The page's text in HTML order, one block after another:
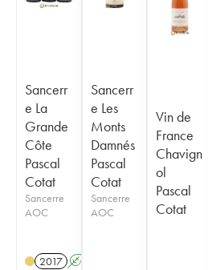
Sancerr
e La
Grande
Côte
Pascal
Cotat
Sancerre
AOC
2017 A
Sancerr
e Les
Monts
Damnés
Pascal
Cotat
Sancerre
AOC
Vin de
France
Chavign
ol
Pascal
Cotat